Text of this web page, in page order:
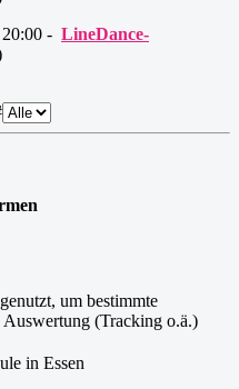
- LineDance-
in Essen
um bestimmte
(Tracking o.ä.)